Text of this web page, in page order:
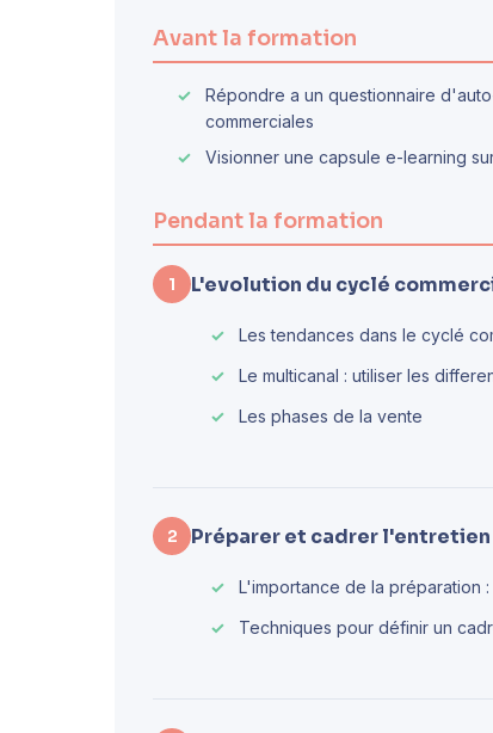
Avant la formation
Répondre a un questionnaire
commerciales
Visionner une capsule e-learning
Pendant la formation
1 L'evolution du cyclé
Les tendances dans le cyclé
Le multicanal : utiliser les
Les phases de la vente
2 Préparer et cadrer
L'importance de la préparation
Techniques pour définir un